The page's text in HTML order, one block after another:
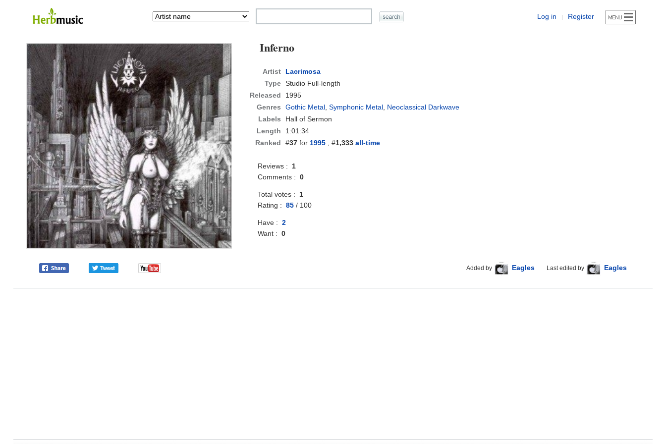
Log in | Register
Inferno
Artist
Lacrimosa
Type Studio Full-length
Released
1995
Genres
Gothic Metal,Symphonic Metal, Neoclassical Darkwave
Labels
Hall of Sermon
Length
1:01:34
Ranked
#37 for1995 , #1,333 all-time
Reviews :1
Comments :0
Total votes :1
Rating :85 / 100
Have :2
Want :0
Added by Eagles Last edited by Eagles